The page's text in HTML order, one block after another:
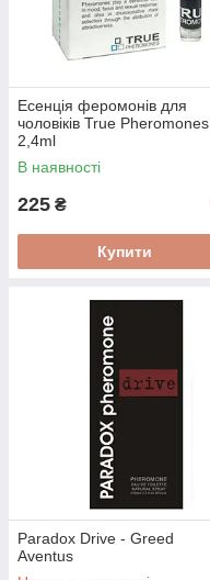
Есенція феромонів для
чоловіків True Pheromones
2,4ml
В наявності
225 ₴
Купити
Paradox Drive - Greed
Aventus